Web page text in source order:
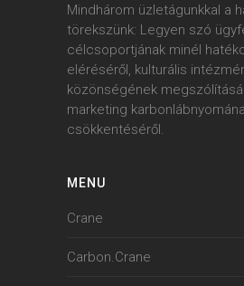
Mindhárom üzletágunkkal a
törekszünk: Legyen szó
célcsoportjának minél
eléréséről, kulturális
közönségének
marketing
csökkentéséről.
MENU
Crane
Carbon.Crane